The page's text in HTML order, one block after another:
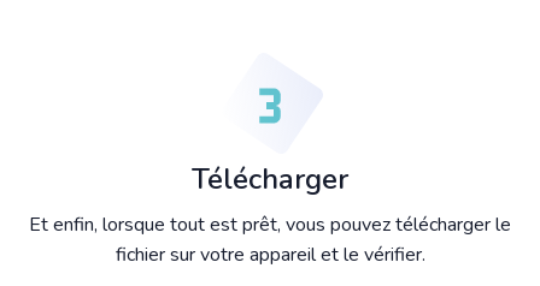
Télécharger
Et enfin, lorsque tout est prêt, vous pouvez télécharger le
fichier sur votre appareil et le vérifier.